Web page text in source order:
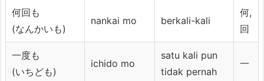
何回も
(なんかいも)
nankai mo berkali-kali
何,
回
一度も
(いちども)
ichido mo
satu kali pun
tidak pernah
一